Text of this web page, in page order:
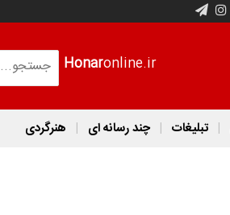
Honaronline.ir
تبلیغات چند رسانه ای هنرگردی